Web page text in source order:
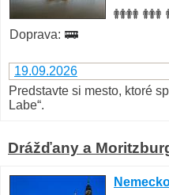
Doprava:
19.09.2026
Predstavte si mesto, ktoré
Labe“.
Drážďany a